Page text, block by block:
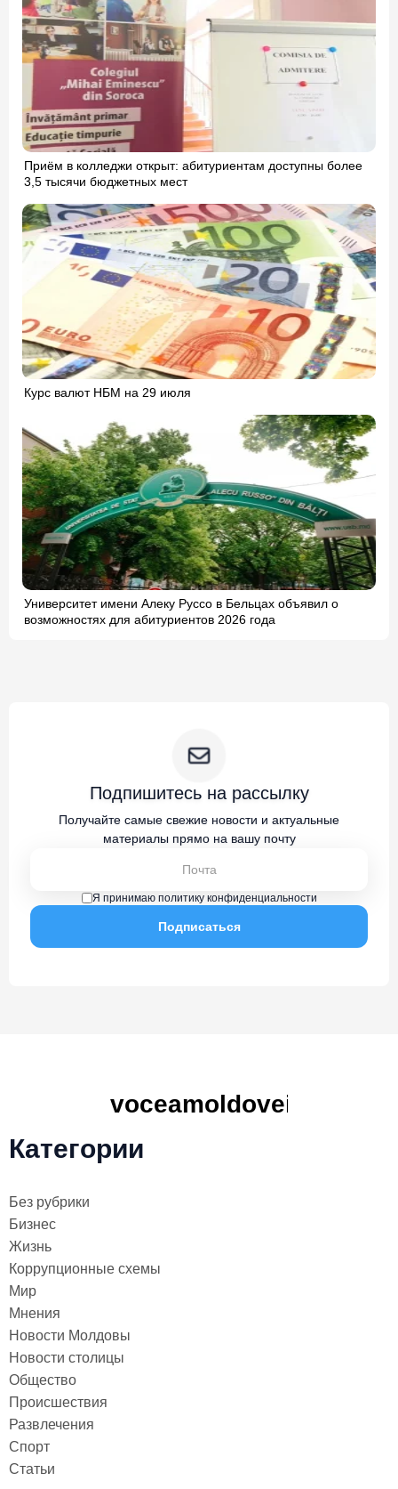
Приём в колледжи открыт: абитуриентам доступны более
3,5 тысячи бюджетных мест
Курс валют НБМ на 29 июля
Университет имени Алеку Руссо в Бельцах объявил о
возможностях для абитуриентов 2026 года
Подпишитесь на рассылку
Получайте самые свежие новости и актуальные
материалы прямо на вашу почту
Я принимаю политику конфиденциальности
Категории
Без рубрики
Бизнес
Жизнь
Коррупционные схемы
Мир
Мнения
Новости Молдовы
Новости столицы
Общество
Происшествия
Развлечения
Спорт
Статьи